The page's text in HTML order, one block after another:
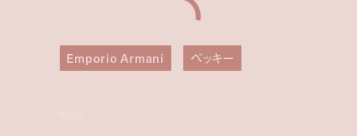
Emporio Armani ベッキー